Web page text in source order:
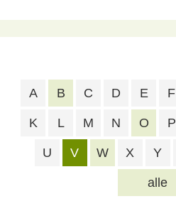
alle
A B C D E F
K L M N O P
U V W X Y